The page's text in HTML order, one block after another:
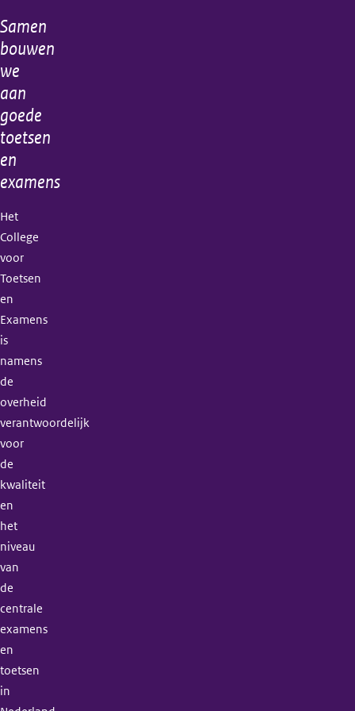
Algemene
informatie
Samen
bouwen
we
aan
goede
toetsen
en
examens
Het
College
voor
Toetsen
en
Examens
is
namens
de
overheid
verantwoordelijk
voor
de
kwaliteit
en
het
niveau
van
de
centrale
examens
en
toetsen
in